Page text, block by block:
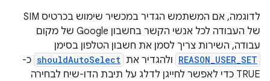
לדוגמה, אם המשתמש הגדיר במכשיר שימוש בכרטיס SIM
של העבודה לכל אנשי הקשר בחשבון Google של מקום
עבודה, השירות צריך לסמן את חשבון הטלפון בסימן
REASON_USER_SET ולהגדיר את shouldAutoSelect כ-
TRUE כדי לאפשר לחייגן לדלג על תיבת הדו-שיח לבחירה